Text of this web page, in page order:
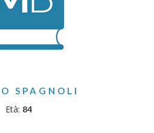
SPAGNOLI
Età: 84